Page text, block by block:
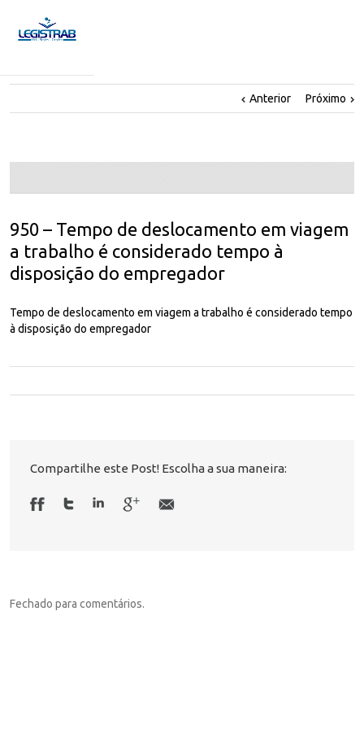
Anterior Próximo
950 – Tempo de deslocamento em viagem
a trabalho é considerado tempo à
disposição do empregador
Tempo de deslocamento em viagem a trabalho é considerado tempo
à disposição do empregador
Compartilhe este Post! Escolha a sua maneira:
Fechado para comentários.